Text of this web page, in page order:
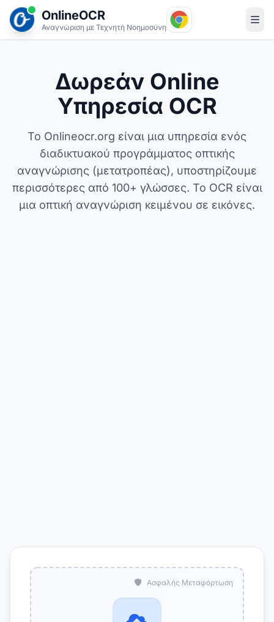
OnlineOCR
Αναγνώριση με Τεχνητή Νοημοσύνη
Δωρεάν Online
Υπηρεσία OCR
Το Onlineocr.org είναι μια υπηρεσία ενός
διαδικτυακού προγράμματος οπτικής
αναγνώρισης (μετατροπέας), υποστηρίζουμε
περισσότερες από 100+ γλώσσες. Το OCR είναι
μια οπτική αναγνώριση κειμένου σε εικόνες.
Ασφαλής Μεταφόρτωση